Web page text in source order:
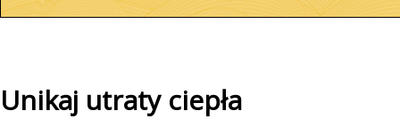
Unikaj utraty ciepła